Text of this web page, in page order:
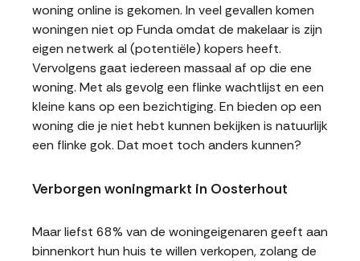
woning online is gekomen. In veel gevallen komen
woningen niet op Funda omdat de makelaar is zijn
eigen netwerk al (potentiële) kopers heeft.
Vervolgens gaat iedereen massaal af op die ene
woning. Met als gevolg een flinke wachtlijst en een
kleine kans op een bezichtiging. En bieden op een
woning die je niet hebt kunnen bekijken is natuurlijk
een flinke gok. Dat moet toch anders kunnen?
Verborgen woningmarkt in Oosterhout
Maar liefst 68% van de woningeigenaren geeft aan
binnenkort hun huis te willen verkopen, zolang de